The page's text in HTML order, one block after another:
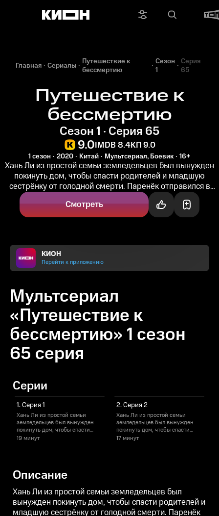
Главная Сериалы
Путешествие к
бессмертию
Сезон
1
Серия
65
Путешествие к
бессмертию
Сезон 1 · Серия 65
9.0IMDB 8.4КП 9.0
1 сезон 2020 Китай Мультсериал, Боевик 16+
Хань Ли из простой семьи земледельцев был вынужден
покинуть дом, чтобы спасти родителей и младшую
сестрёнку от голодной смерти. Паренёк отправился в
древнюю школу «Скрытые...
Смотреть
КИОН
Перейти к приложению
Мультсериал
«Путешествие к
бессмертию» 1 сезон
65 серия
Серии
1. Серия 1
Хань Ли из простой семьи
земледельцев был вынужден
покинуть дом, чтобы спасти
родителей и младшую
магическому ремеслу у лучшего
наставника — учителя Мо.
Оценив усердность и потенциал
ученика, мастер обучил Ли
травничеству и могущественной
технике «Вечная весна».
19 минут
2. Серия 2
Хань Ли из простой семьи
земледельцев был вынужден
покинуть дом, чтобы спасти
родителей и младшую
Оценив усердность и потенциал
ученика, мастер обучил Ли
травничеству и могущественной
технике «Вечная весна».
17 минут
Описание
Хань Ли из простой семьи земледельцев был
вынужден покинуть дом, чтобы спасти родителей и
младшую сестрёнку от голодной смерти. Паренёк